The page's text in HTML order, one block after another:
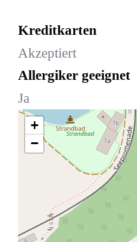
Kreditkarten
Akzeptiert
Allergiker geeignet
Ja
+
−